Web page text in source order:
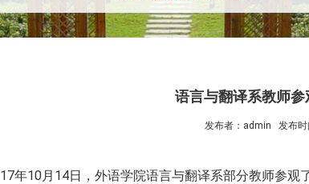
语言与翻译系教师
发布者：admin 发布
月14日，外语学院语言与翻译系部分教师参观了